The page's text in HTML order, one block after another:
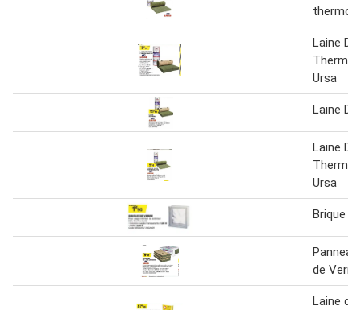
Laine
Ursa
Laine
Laine
Ursa
Brique
de Verre
Laine de